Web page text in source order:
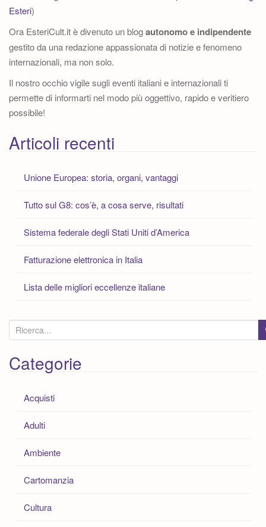
Esteri)
Ora EsteriCult.it è divenuto un blogautonomo e indipendente
gestito da una redazione appassionata di notizie e fenomeno
internazionali, ma non solo.
Il nostro occhio vigile sugli eventi italiani e internazionali ti
permette di informarti nel modo più oggettivo, rapido e veritiero
possibile!
Articoli recenti
Unione Europea: storia, organi, vantaggi
Tutto sul G8: cos’è, a cosa serve, risultati
Sistema federale degli Stati Uniti d’America
Fatturazione elettronica in Italia
Lista delle migliori eccellenze italiane
e
r
c
Categorie
Acquisti
Adulti
Ambiente
Cartomanzia
Cultura